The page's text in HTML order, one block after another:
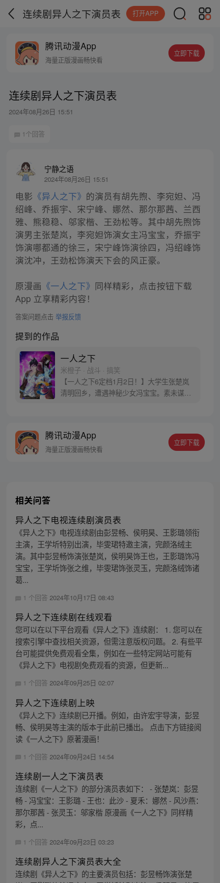
连续剧异人之下演员表 打开APP
腾讯动漫App
海量正版漫画畅快看
立即下载
连续剧异人之下演员表
2024年08月26日 15:51
1个回答
宁静之语
2024年08月26日 15:51
电影 《异人之下》 的演员有胡先煦、李宛妲、冯
绍峰、乔振宇、宋宁峰、娜然、那尔那茜、兰西
雅、熊稳稳、邬家楷、王劲松等。其中胡先煦饰
演男主张楚岚，李宛妲饰演女主冯宝宝，乔振宇
饰演哪都通的徐三，宋宁峰饰演徐四，冯绍峰饰
演沈冲，王劲松饰演天下会的风正豪。
原漫画 《一人之下》 同样精彩，点击按钮下载
App 立享精彩内容！
答案问题点击 举报反馈
提到的作品
一人之下
米橙子 · 战斗 · 搞笑
【一人之下6定档1月2日！】大学生张楚岚
清明回乡，遭遇神秘少女冯宝宝。素未谋面
密，张楚岚的生活被彻底颠覆，与冯宝宝一
同踏上“异人”之旅。
腾讯动漫App
海量正版漫画畅快看
立即下载
相关问答
异人之下电视连续剧演员表
《异人之下》电视连续剧由彭昱畅、侯明昊、王影璐领衔
主演，王学圻特别出演，毕雯珺特邀主演，完颜洛绒主
演。其中彭昱畅饰演张楚岚，侯明昊饰王也，王影璐饰冯
宝宝，王学圻饰张之维，毕雯珺饰张灵玉，完颜洛绒饰诸
葛...
1 个回答 2024年10月17日 08:43
异人之下连续剧在线观看
您可以在以下平台观看《异人之下》连续剧： 1. 您可以在
搜索引擎中查找相关资源，但需注意版权问题。 2. 有些平
台可能提供免费观看全集，例如在一些特定网站可能有
《异人之下》电视剧免费观看的资源，但更新...
1 个回答 2024年09月25日 02:07
异人之下连续剧上映
《异人之下》连续剧已开播。例如，由许宏宇导演，彭昱
畅、侯明昊等主演的版本于此前已播出。 点击下方链接阅
读《一人之下》原著漫画！
1 个回答 2024年09月24日 14:54
连续剧一人之下演员表
连续剧《一人之下》的部分演员表如下： - 张楚岚：彭昱
畅 - 冯宝宝：王影璐 - 王也：此沙 - 夏禾：娜然 - 风沙燕：
那尔那茜 - 张灵玉：邬家楷 原漫画《一人之下》同样精
彩，点...
1 个回答 2024年09月23日 03:23
连续剧异人之下演员表大全
连续剧《异人之下》的主要演员包括：彭昱畅饰演张楚